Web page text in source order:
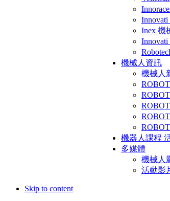
Inex 機
機械人資訊
機械人
機器人課程
多媒體
機械人
活動影
Skip to content